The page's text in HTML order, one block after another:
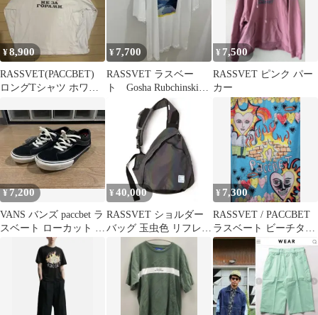
¥8,900
RASSVET(РАССВЕТ)
ロングTシャツ ホワイ
¥7,700
RASSVET ラスベー
ト Gosha Rubchinskiy
¥ 7,500
RASSVET ピンク パー
カー
¥7,200
VANS バンズ paccbet ラ
スベート ローカット ス
¥ 40,000
RASSVET ショルダー
バッグ 玉虫色 リフレク
¥ 7,300
RASSVET / PACCBET
ラスベート ビーチタオ
ル インテリア